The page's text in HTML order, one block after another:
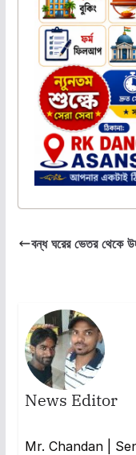
বন্ধ ঘরের ভেতর থেকে
News Editor
Mr. Chandan |